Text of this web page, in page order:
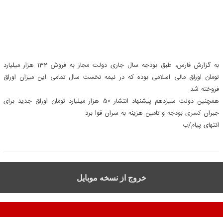
به گزارش فارس، طبق بودجه سال جاری دولت مجاز به فروش 132 هزار میلیارد
تومان اوراق مالی اسلامی بوده که در نیمه نخست سال تمامی این میزان اوراق
فروخته شد.
همچنین دولت سیزدهم پیشنهاد انتشار 50 هزار میلیارد تومان اوراق جدید برای
جبران کسری بودجه و تامین هزینه به سران قوا برد.
انتهای پیام/ب
خروج از نسخه موبایل